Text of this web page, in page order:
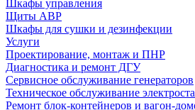
Шкафы управления
Щиты АВР
Шкафы для сушки и дезинфекции
Услуги
Проектирование, монтаж и ПНР
Диагностика и ремонт ДГУ
Сервисное обслуживание генераторов
Техническое обслуживание
Ремонт блок-контейнеров и вагон-